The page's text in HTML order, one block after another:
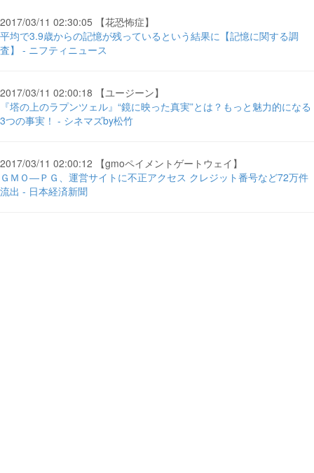
2017/03/11 02:30:05 【花恐怖症】
平均で3.9歳からの記憶が残っているという結果に【記憶に関する調
査】 - ニフティニュース
2017/03/11 02:00:18 【ユージーン】
『塔の上のラプンツェル』“鏡に映った真実”とは？もっと魅力的になる
3つの事実！ - シネマズby松竹
2017/03/11 02:00:12 【gmoペイメントゲートウェイ】
ＧＭＯ―ＰＧ、運営サイトに不正アクセス クレジット番号など72万件
流出 - 日本経済新聞